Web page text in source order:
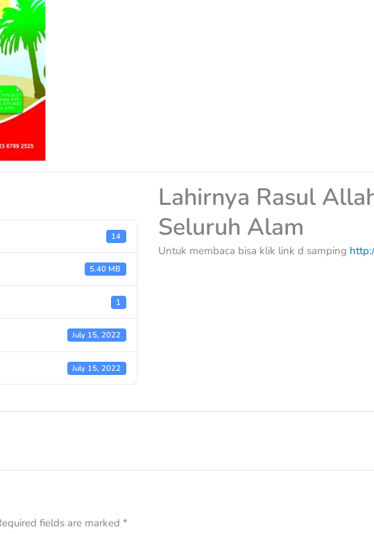
14
5.40 MB
1
July 15, 2022
July 15, 2022
Lahirnya Rasul
Seluruh Alam
Untuk membaca bisa klik link d samping
fields are marked *